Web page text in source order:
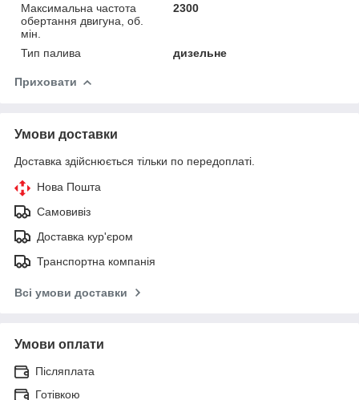
Максимальна частота
обертання двигуна, об.
мін.
2300
Тип палива дизельне
Приховати
Умови доставки
Доставка здійснюється тільки по передоплаті.
Нова Пошта
Самовивіз
Доставка кур'єром
Транспортна компанія
Всі умови доставки
Умови оплати
Післяплата
Готівкою